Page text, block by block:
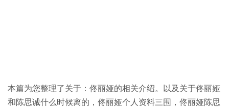
本篇为您整理了关于：佟丽娅的相关介绍。以及关于佟丽娅
和陈思诚什么时候离的，佟丽娅个人资料三围，佟丽娅陈思